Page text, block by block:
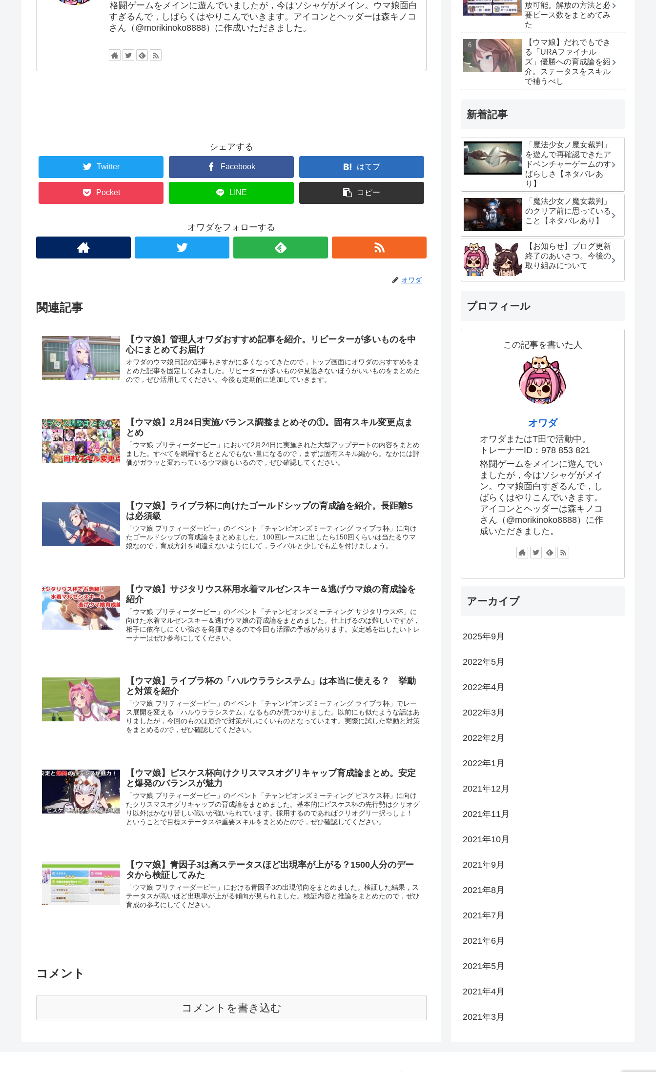
格闘ゲームをメインに遊んでいましたが，今はソシャゲがメイン。ウマ娘面白
すぎるんで，しばらくはやりこんでいきます。アイコンとヘッダーは森キノコ
さん（@morikinoko8888）に作成いただきました。
シェアする
Twitter Facebook はてブ
Pocket LINE コピー
オワダをフォローする
オワダ
関連記事
【ウマ娘】管理人オワダおすすめ記事を紹介。リピーターが多いものを中
心にまとめてお届け
オワダのウマ娘日記の記事もさすがに多くなってきたので，トップ画面にオワダのおすすめをま
とめた記事を固定してみました。リピーターが多いものや見逃さないほうがいいものをまとめた
ので，ぜひ活用してください。今後も定期的に追加していきます。
【ウマ娘】2月24日実施バランス調整まとめその①。固有スキル変更点ま
とめ
「ウマ娘 プリティーダービー」において2月24日に実施された大型アップデートの内容をまとめ
ました。すべてを網羅するととんでもない量になるので，まずは固有スキル編から。なかには評
価がガラッと変わっているウマ娘もいるので，ぜひ確認してください。
【ウマ娘】ライブラ杯に向けたゴールドシップの育成論を紹介。長距離S
は必須級
「ウマ娘 プリティーダービー」のイベント「チャンピオンズミーティング ライブラ杯」に向け
たゴールドシップの育成論をまとめました。100回レースに出したら150回くらいは当たるウマ
娘なので，育成方針を間違えないようにして，ライバルと少しでも差を付けましょう。
【ウマ娘】サジタリウス杯用水着マルゼンスキー＆逃げウマ娘の育成論を
紹介
「ウマ娘 プリティーダービー」のイベント「チャンピオンズミーティング サジタリウス杯」に
向けた水着マルゼンスキー＆逃げウマ娘の育成論をまとめました。仕上げるのは難しいですが，
相手に依存しにくい強さを発揮できるので今回も活躍の予感があります。安定感を出したいトレ
ーナーはぜひ参考にしてください。
【ウマ娘】ライブラ杯の「ハルウララシステム」は本当に使える？ 挙動
と対策を紹介
「ウマ娘 プリティーダービー」のイベント「チャンピオンズミーティング ライブラ杯」でレー
ス展開を変える「ハルウララシステム」なるものが見つかりました。以前にも似たような話はあ
りましたが，今回のものは厄介で対策がしにくいものとなっています。実際に試した挙動と対策
をまとめるので，ぜひ確認してください。
【ウマ娘】ピスケス杯向けクリスマスオグリキャップ育成論まとめ。安定
と爆発のバランスが魅力
「ウマ娘 プリティーダービー」のイベント「チャンピオンズミーティング ピスケス杯」に向け
たクリスマスオグリキャップの育成論をまとめました。基本的にピスケス杯の先行勢はクリオグ
リ以外はかなり苦しい戦いが強いられています。採用するのであればクリオグリ一択っしょ！
ということで目標ステータスや重要スキルをまとめたので，ぜひ確認してください。
【ウマ娘】青因子3は高ステータスほど出現率が上がる？1500人分のデー
タから検証してみた
「ウマ娘 プリティーダービー」における青因子3の出現傾向をまとめました。検証した結果，ス
テータスが高いほど出現率が上がる傾向が見られました。検証内容と推論をまとめたので，ぜひ
育成の参考にしてください。
コメント
コメントを書き込む
放可能。解放の方法と必
要ピース数をまとめてみ
た
【ウマ娘】だれでもでき
る「URAファイナル
ズ」優勝への育成論を紹
介。ステータスをスキル
で補うべし
新着記事
「魔法少女ノ魔女裁判」
を遊んで再確認できたア
ドベンチャーゲームのす
ばらしさ【ネタバレあ
り】
「魔法少女ノ魔女裁判」
のクリア前に思っている
こと【ネタバレあり】
【お知らせ】ブログ更新
終了のあいさつ。今後の
取り組みについて
プロフィール
この記事を書いた人
オワダ
オワダまたはT田で活動中。
トレーナーID：978 853 821
格闘ゲームをメインに遊んでい
ましたが，今はソシャゲがメイ
ン。ウマ娘面白すぎるんで，し
ばらくはやりこんでいきます。
アイコンとヘッダーは森キノコ
さん（@morikinoko8888）に作
成いただきました。
アーカイブ
2025年9月
2022年5月
2022年4月
2022年3月
2022年2月
2022年1月
2021年12月
2021年11月
2021年10月
2021年9月
2021年8月
2021年7月
2021年6月
2021年5月
2021年4月
2021年3月